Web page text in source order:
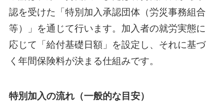
認を受けた「特別加入承認団体（労災事務組合
等）」を通じて行います。加入者の就労実態に
応じて「給付基礎日額」を設定し、それに基づ
く年間保険料が決まる仕組みです。
特別加入の流れ（一般的な目安）